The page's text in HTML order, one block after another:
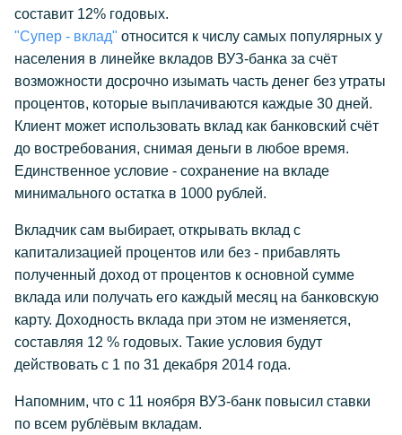
составит 12% годовых.
"Супер - вклад" относится к числу самых популярных у
населения в линейке вкладов ВУЗ-банка за счёт
возможности досрочно изымать часть денег без утраты
процентов, которые выплачиваются каждые 30 дней.
Клиент может использовать вклад как банковский счёт
до востребования, снимая деньги в любое время.
Единственное условие - сохранение на вкладе
минимального остатка в 1000 рублей.
Вкладчик сам выбирает, открывать вклад с
капитализацией процентов или без - прибавлять
полученный доход от процентов к основной сумме
вклада или получать его каждый месяц на банковскую
карту. Доходность вклада при этом не изменяется,
составляя 12 % годовых. Такие условия будут
действовать с 1 по 31 декабря 2014 года.
Напомним, что с 11 ноября ВУЗ-банк повысил ставки
по всем рублёвым вкладам.